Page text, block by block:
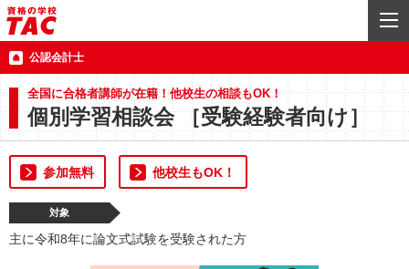
公認会計士
全国に合格者講師が在籍！他校生の相談もOK！
個別学習相談会 ［受験経験者向け］
参加無料 他校生もOK！
対象
主に令和8年に論文式試験を受験された方